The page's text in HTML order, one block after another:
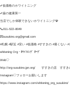
✔︎低価格のホワイトニング
✔︎歯の健康第一
当店でしか体験できないホワイトニング💎
📞011–522–8049
💌susukino.org@gmail.com
#札幌 #駅近 #安い #低価格 #すすきの #痛くない
whitening Org・ﾎﾜｲﾄﾆﾝｸﾞ ｵｰｸﾞ
Web♡
http://org-susukino.jpn.org/ すすきの店 すすき
Instagram♡フォローお願いします
https://www.instagram.com/whitening_org_susukino/